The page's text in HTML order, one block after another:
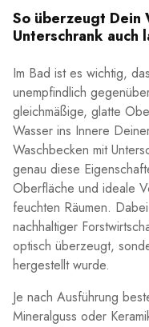
So überzeugt Dein
Unterschrank auch
Im Bad ist es wichtig,
unempfindlich
gleichmäßige, glatte
Wasser ins Innere
Waschbecken mit
genau diese
Oberfläche und ideale
feuchten Räumen.
nachhaltiger
optisch überzeugt,
hergestellt wurde.
Je nach Ausführung
Mineralguss oder